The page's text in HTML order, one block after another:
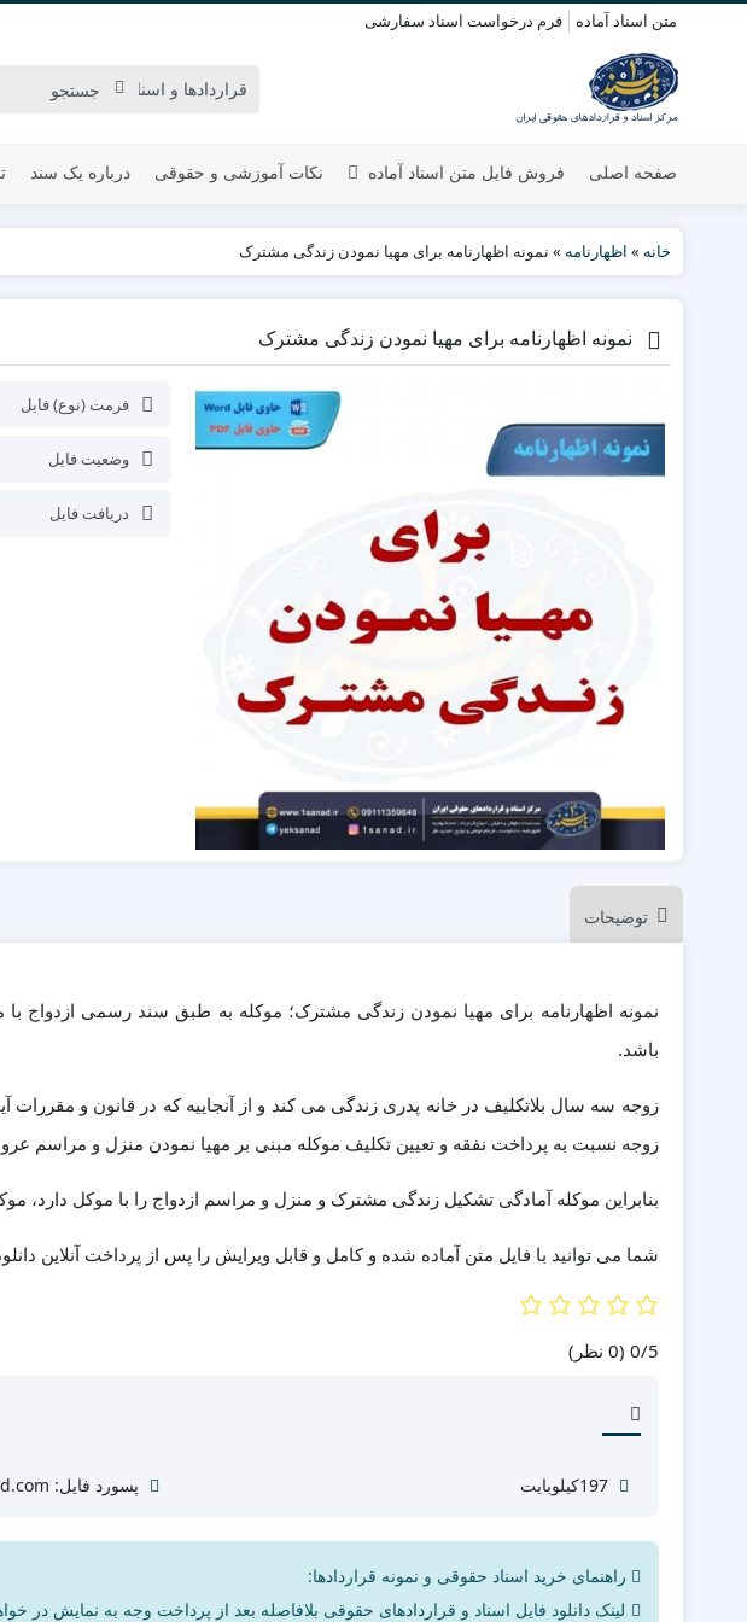
متن اسناد آماده فرم درخواست اسناد سفارشی
صفحه اصلی فروش فایل متن اسناد آماده نکات آموزشی و حقوقی درباره یک سند
خانه » اظهارنامه » نمونه اظهارنامه برای مهیا نمودن زندگی مشترک
نمونه اظهارنامه برای مهیا نمودن زندگی مشترک
فرمت (نوع) فایل
وضعیت فایل
دریافت فایل
توضیحات
نمونه اظهارنامه برای مهیا نمودن زندگی مشترک؛ موکله به طبق سند رسمی
باشد.
زوجه سه سال بلاتکلیف در خانه پدری زندگی می کند و از آنجاییه که در قانون و
زوجه نسبت به پرداخت نفقه و تعیین تکلیف موکله مبنی بر مهیا نمودن منزل و
بنابراین موکله آمادگی تشکیل زندگی مشترک و منزل و مراسم ازدواج را با موکل
شما می توانید با فایل متن آماده شده و کامل و قابل ویرایش را پس از پرداخت آنلاین
‫0/5 ‫(0 نظر)
197کیلوبایت پسورد فایل: www.1sanad.com
راهنمای خرید اسناد حقوقی و نمونه قراردادها:
لینک دانلود فایل اسناد و قراردادهای حقوقی بلافاصله بعد از پرداخت وجه به نمایش در